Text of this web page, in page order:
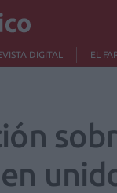
DIGITAL EL